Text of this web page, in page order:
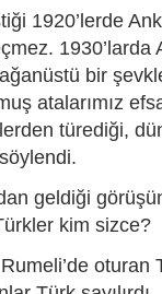
1920’lerde
bir
atalarımız
türediği,
geldiği
kim sizce?
oturan